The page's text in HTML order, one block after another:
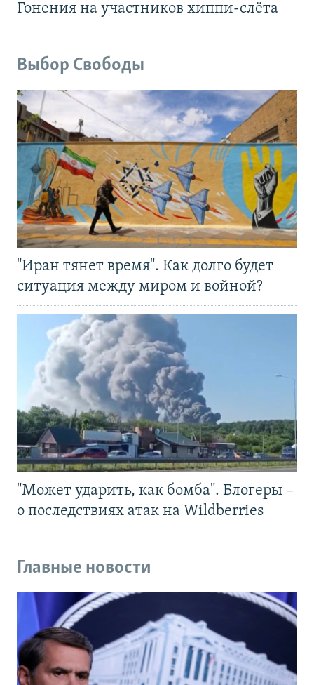
Гонения на участников хиппи-слёта
Выбор Свободы
"Иран тянет время". Как долго будет
ситуация между миром и войной?
"Может ударить, как бомба". Блогеры –
о последствиях атак на Wildberries
Главные новости